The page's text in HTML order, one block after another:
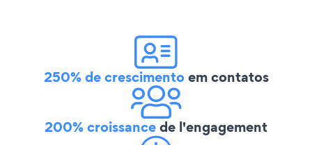
250% de crescimentoem contatos
200% croissancede l'engagement